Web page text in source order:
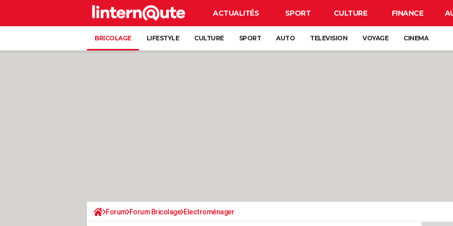
ACTUALITÉS SPORT CULTURE FINANCE
BRICOLAGE LIFESTYLE CULTURE SPORT AUTO TELEVISION VOYAGE CINEMA
Forum Forum Bricolage Electroménager